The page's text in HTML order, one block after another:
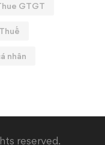
GTGT
Thuế
nhân
reserved.